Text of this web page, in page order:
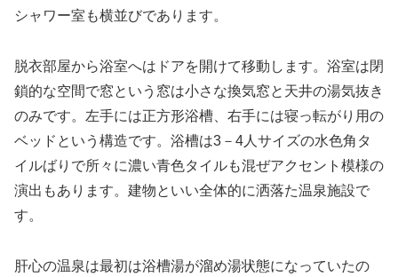
シャワー室も横並びであります。
脱衣部屋から浴室へはドアを開けて移動します。浴室は閉
鎖的な空間で窓という窓は小さな換気窓と天井の湯気抜き
のみです。左手には正方形浴槽、右手には寝っ転がり用の
ベッドという構造です。浴槽は3－4人サイズの水色角タ
イルばりで所々に濃い青色タイルも混ぜアクセント模様の
演出もあります。建物といい全体的に洒落た温泉施設で
す。
肝心の温泉は最初は浴槽湯が溜め湯状態になっていたの